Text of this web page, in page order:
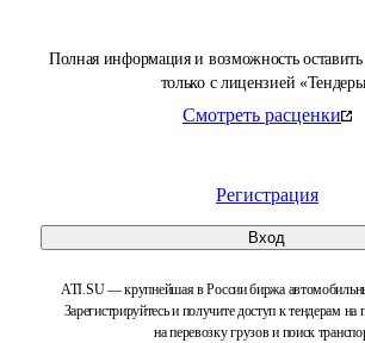
Полная информация и возможность
только с лицензией
Смотреть расценки
Регистрация
Вход
ATI.SU — крупнейшая в России биржа
Зарегистрируйтесь и получите доступ к тендерам на
на перевозку грузов и поиск